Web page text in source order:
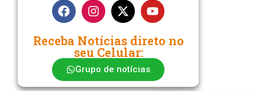
Receba Notícias direto no
seu Celular:
Grupo de notícias